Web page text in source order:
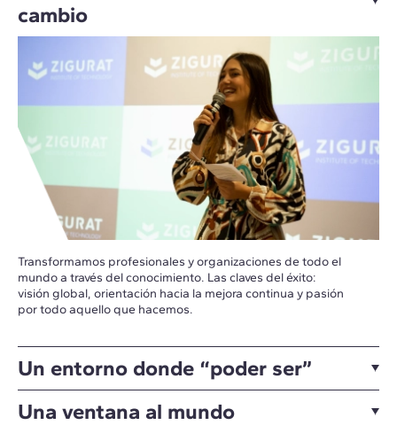
cambio
Transformamos profesionales y organizaciones de todo el
mundo a través del conocimiento. Las claves del éxito:
visión global, orientación hacia la mejora continua y pasión
por todo aquello que hacemos.
Un entorno donde “poder ser”
Una ventana al mundo